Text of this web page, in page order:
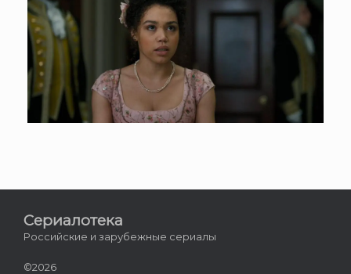
Сериалотека
Российские и зарубежные сериалы
©2026